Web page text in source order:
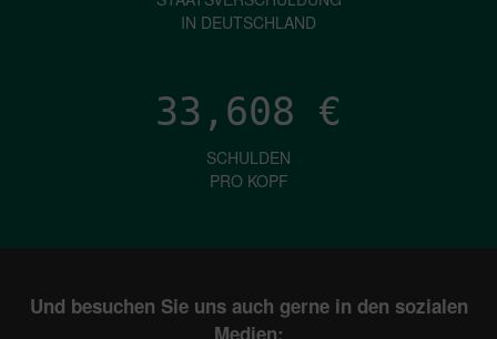
IN DEUTSCHLAND
33,608 €
SCHULDEN
PRO KOPF
Und besuchen Sie uns auch gerne in den sozialen
Medien: